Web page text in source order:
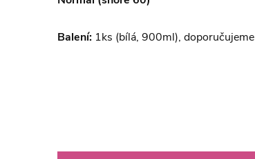
Balení: 1ks (bílá, 900ml), doporučujeme